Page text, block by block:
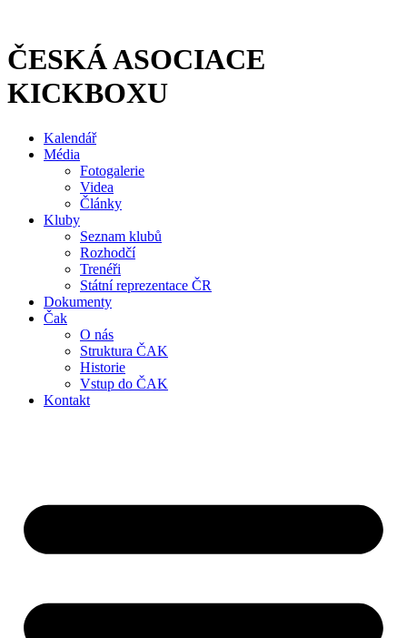
obsahu
ČESKÁ ASOCIACE
KICKBOXU
Kalendář
Média
Fotogalerie
Videa
Články
Kluby
Seznam klubů
Rozhodčí
Trenéři
Státní reprezentace ČR
Dokumenty
Čak
O nás
Struktura ČAK
Historie
Vstup do ČAK
Kontakt